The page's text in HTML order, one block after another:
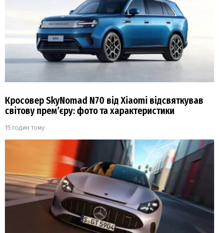
Кросовер SkyNomad N70 від Xiaomi відсвяткував
світову прем’єру: фото та характеристики
15 годин тому